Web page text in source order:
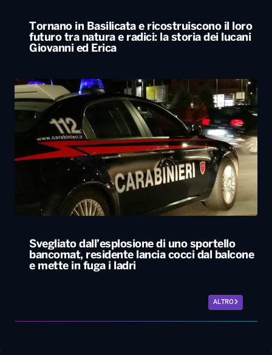
Tornano in Basilicata e ricostruiscono il loro
futuro tra natura e radici: la storia dei lucani
Giovanni ed Erica
Svegliato dall’esplosione di uno sportello
bancomat, residente lancia cocci dal balcone
e mette in fuga i ladri
ALTRO